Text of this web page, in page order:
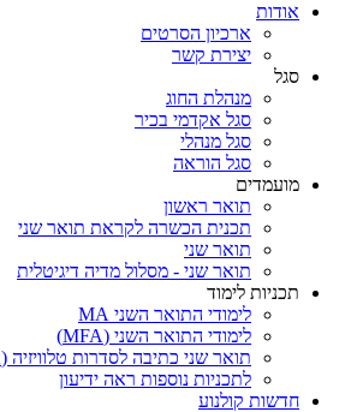
אודות
ארכיון הסרטים
יצירת קשר
סגל
מנהלת החוג
סגל אקדמי בכיר
סגל מנהלי
סגל הוראה
מועמדים
תואר ראשון
תכנית הכשרה לקראת תואר שני
תואר שני
תואר שני - מסלול מדיה דיגיטלית
תכניות לימוד
לימודי התואר השני MA
לימודי התואר השני (MFA)
תואר שני כתיבה לסדרות טלוויזיה (MFA)
לתכניות נוספות ראה ידיעון
חדשות קולנוע